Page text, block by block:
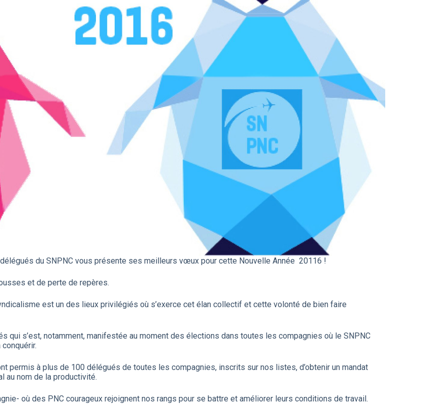
du SNPNC vous présente ses meilleurs vœux pour cette Nouvelle Année 20116 !
et de perte de repères.
est un des lieux privilégiés où s’exerce cet élan collectif et cette volonté de bien faire
qui s’est, notamment, manifestée au moment des élections dans toutes les compagnies où le SNPNC
permis à plus de 100 délégués de toutes les compagnies, inscrits sur nos listes, d’obtenir un mandat
au nom de la productivité.
où des PNC courageux rejoignent nos rangs pour se battre et améliorer leurs conditions de travail.